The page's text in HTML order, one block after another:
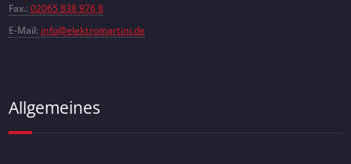
Fax.: 02065 838 976 8
E-Mail: info@elektromartini.de
Allgemeines